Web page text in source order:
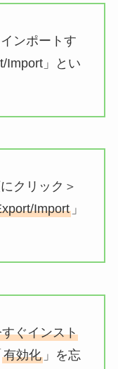
ンポートす
Import」とい
クリック＞
Import」
ぐインスト
有効化」を忘